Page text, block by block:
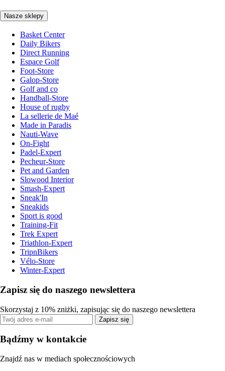
Nasze sklepy
Basket Center
Daily Bikers
Direct Running
Espace Golf
Foot-Store
Galop-Store
Golf and co
Handball-Store
House of rugby
La sellerie de Maé
Made in Paradis
Nauti-Wave
On-Fight
Padel-Expert
Pecheur-Store
Pet and Garden
Slowood Interior
Smash-Expert
Sneak'In
Sneakids
Sport is good
Training-Fit
Trek Expert
Triathlon-Expert
TripnBikers
Vélo-Store
Winter-Expert
Zapisz się do naszego newslettera
Skorzystaj z 10% zniżki, zapisując się do naszego newslettera
Zapisz się
Bądźmy w kontakcie
Znajdź nas w mediach społecznościowych